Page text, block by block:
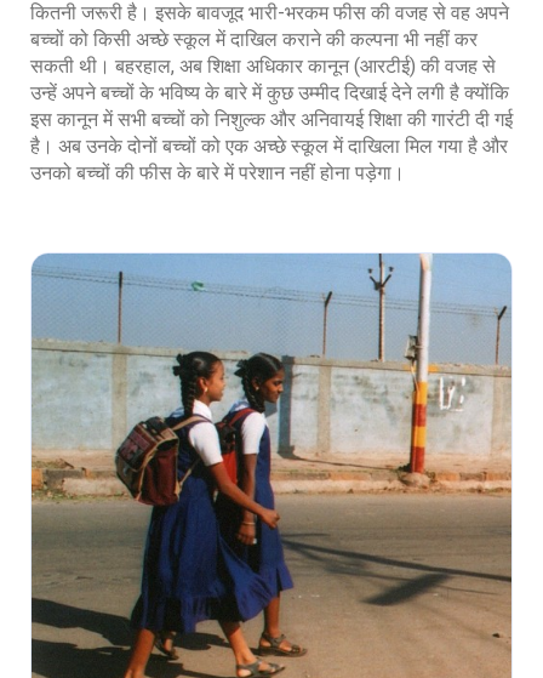
कितनी जरूरी है। इसके बावजूद भारी-भरकम फीस की वजह से वह अपने
बच्चों को किसी अच्छे स्कूल में दाखिल कराने की कल्पना भी नहीं कर
सकती थी। बहरहाल, अब शिक्षा अधिकार कानून (आरटीई) की वजह से
उन्हें अपने बच्चों के भविष्य के बारे में कुछ उम्मीद दिखाई देने लगी है क्योंकि
इस कानून में सभी बच्चों को निशुल्क और अनिवायई शिक्षा की गारंटी दी गई
है। अब उनके दोनों बच्चों को एक अच्छे स्कूल में दाखिला मिल गया है और
उनको बच्चों की फीस के बारे में परेशान नहीं होना पड़ेगा।